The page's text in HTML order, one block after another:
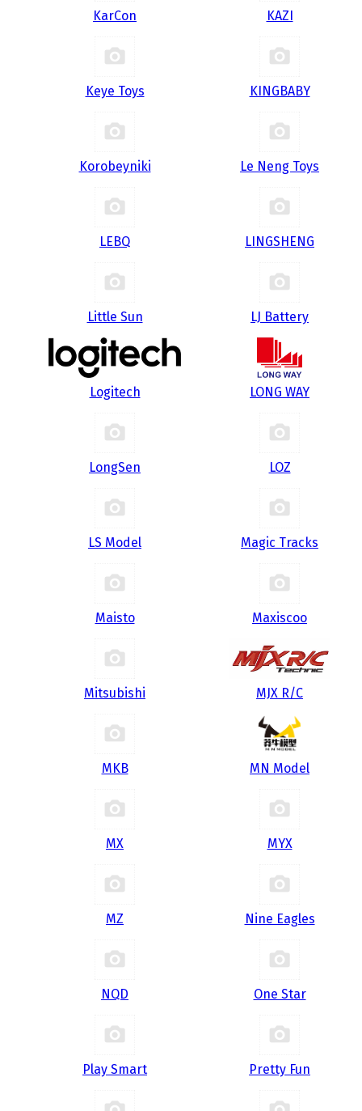
KarCon KAZI
Keye Toys KINGBABY
Korobeyniki Le Neng Toys
LEBQ LINGSHENG
Little Sun LJ Battery
Logitech LONG WAY
LongSen LOZ
LS Model Magic Tracks
Maisto Maxiscoo
Mitsubishi MJX R/C
MKB MN Model
MX MYX
MZ Nine Eagles
NQD One Star
Play Smart Pretty Fun